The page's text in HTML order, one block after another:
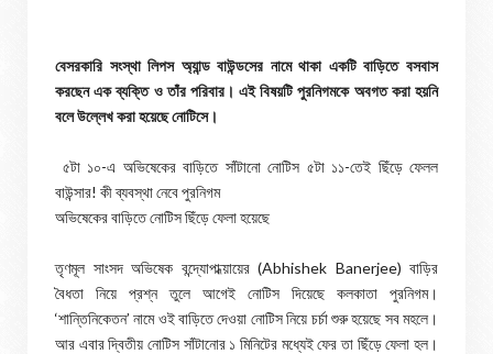
বেসরকারি সংস্থা লিপস অ্যান্ড বাউন্ডসের নামে থাকা একটি বাড়িতে বসবাস
করছেন এক ব্যক্তি ও তাঁর পরিবার। এই বিষয়টি পুরনিগমকে অবগত করা হয়নি
বলে উল্লেখ করা হয়েছে নোটিসে।
৫টা ১০-এ অভিষেকের বাড়িতে সাঁটানো নোটিস ৫টা ১১-তেই ছিঁড়ে ফেলল
বাউন্সার! কী ব্যবস্থা নেবে পুরনিগম
অভিষেকের বাড়িতে নোটিস ছিঁড়ে ফেলা হয়েছে
তৃণমূল সাংসদ অভিষেক বন্দ্যোপাধ্য়ায়ের (Abhishek Banerjee) বাড়ির
বৈধতা নিয়ে প্রশ্ন তুলে আগেই নোটিস দিয়েছে কলকাতা পুরনিগম।
‘শান্তিনিকেতন’ নামে ওই বাড়িতে দেওয়া নোটিস নিয়ে চর্চা শুরু হয়েছে সব মহলে।
আর এবার দ্বিতীয় নোটিস সাঁটানোর ১ মিনিটের মধ্যেই ফের তা ছিঁড়ে ফেলা হল।